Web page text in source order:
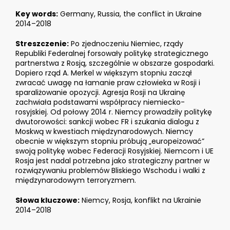
Key words: Germany, Russia, the conflict in Ukraine
2014–2018
Streszczenie: Po zjednoczeniu Niemiec, rządy
Republiki Federalnej forsowały politykę strategicznego
partnerstwa z Rosją, szczególnie w obszarze gospodarki.
Dopiero rząd A. Merkel w większym stopniu zaczął
zwracać uwagę na łamanie praw człowieka w Rosji i
sparaliżowanie opozycji. Agresja Rosji na Ukrainę
zachwiała podstawami współpracy niemiecko-
rosyjskiej. Od połowy 2014 r. Niemcy prowadziły politykę
dwutorowości: sankcji wobec FR i szukania dialogu z
Moskwą w kwestiach międzynarodowych. Niemcy
obecnie w większym stopniu próbują „europeizować”
swoją politykę wobec Federacji Rosyjskiej. Niemcom i UE
Rosja jest nadal potrzebna jako strategiczny partner w
rozwiązywaniu problemów Bliskiego Wschodu i walki z
międzynarodowym terroryzmem.
Słowa kluczowe: Niemcy, Rosja, konflikt na Ukrainie
2014–2018